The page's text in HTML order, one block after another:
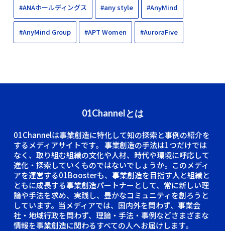
#ANAホールディングス #any style #AnyMind
#AnyMind Group #APT Women #AuroraFive
01Channelとは
01Channelは事業創造に特化して知の探索と事例の紹介を
するメディアサイトです。 事業創造の手法は1つだけでは
なく、取り組む組織の文化や人材、時代や環境に呼応して
進化・探索していくものではないでしょうか。このメディ
アを運営する01Boosterも、事業創造を目指す人と組織と
ともに成長する事業創造パートナーとして、常に新しい理
論や手法を求め、実践し、豊かなコミュニティを創ろうと
しています。当メディアでは、国内外を問わず、事業会
社・地域行政を問わず、理論・手法・事例などさまざまな
情報を事業創造に関わるすべての人へお届けします。